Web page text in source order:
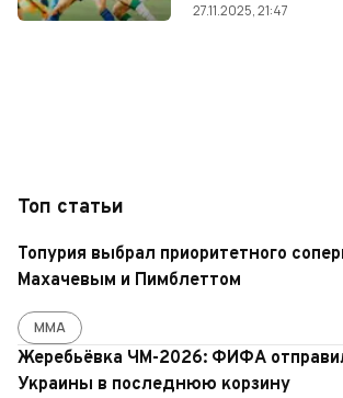
27.11.2025, 21:47
Топ статьи
Топурия выбрал приоритетного
Махачевым и Пимблеттом
ММА
Жеребьёвка ЧМ-2026: ФИФА
Украины в последнюю корзину